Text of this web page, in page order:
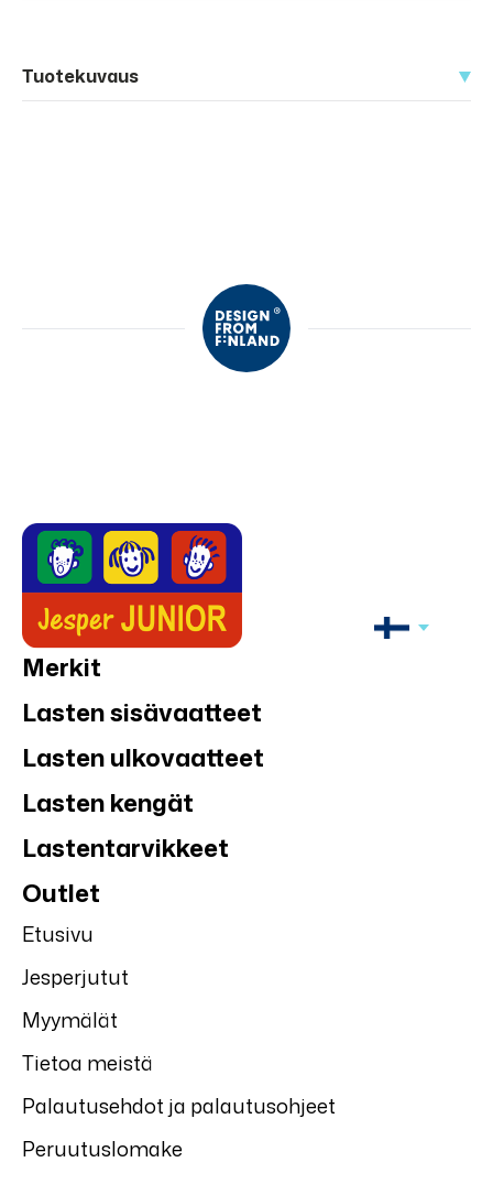
Tuotekuvaus
Merkit
Lasten sisävaatteet
Lasten ulkovaatteet
Lasten kengät
Lastentarvikkeet
Outlet
Etusivu
Jesperjutut
Myymälät
Tietoa meistä
Palautusehdot ja palautusohjeet
Peruutuslomake